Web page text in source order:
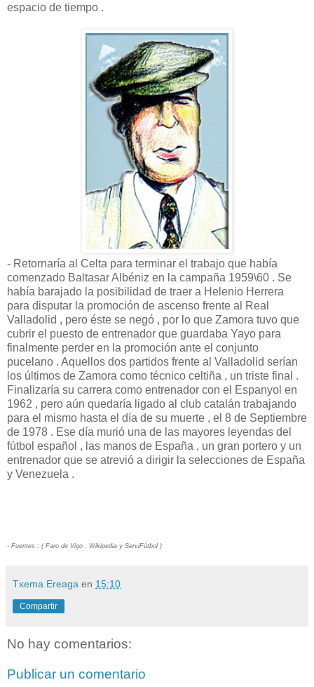
espacio de tiempo .
- Retornaría al Celta para terminar el trabajo que había
comenzado Baltasar Albéniz en la campaña 1959\60 . Se
había barajado la posibilidad de traer a Helenio Herrera
para disputar la promoción de ascenso frente al Real
Valladolid , pero éste se negó , por lo que Zamora tuvo que
cubrir el puesto de entrenador que guardaba Yayo para
finalmente perder en la promoción ante el conjunto
pucelano . Aquellos dos partidos frente al Valladolid serían
los últimos de Zamora como técnico celtiña , un triste final .
Finalizaría su carrera como entrenador con el Espanyol en
1962 , pero aún quedaría ligado al club catalán trabajando
para el mismo hasta el día de su muerte , el 8 de Septiembre
de 1978 . Ese día murió una de las mayores leyendas del
fútbol español , las manos de España , un gran portero y un
entrenador que se atrevió a dirigir la selecciones de España
y Venezuela .
- Fuentes : ( Faro de Vigo , Wikipedia y ServiFútbol )
Txema Ereaga en 15:10
Compartir
No hay comentarios:
Publicar un comentario